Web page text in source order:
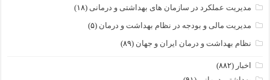
مدیریت عملکرد در سازمان های بهداشتی و درمانی (۱۸)
مدیریت مالی و بودجه در نظام بهداشت و درمان (۵)
نظام بهداشت و درمان ایران و جهان (۸۹)
اخبار (۸۸۲)